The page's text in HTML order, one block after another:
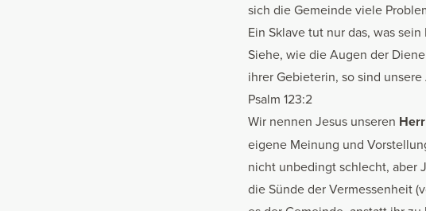
sich die Gemeinde viele
Ein Sklave tut nur das, was
Siehe, wie die Augen der
ihrer Gebieterin, so sind
Psalm 123:2
Wir nennen Jesus unseren
eigene Meinung und
nicht unbedingt schlecht, aber
die Sünde der Vermessenheit